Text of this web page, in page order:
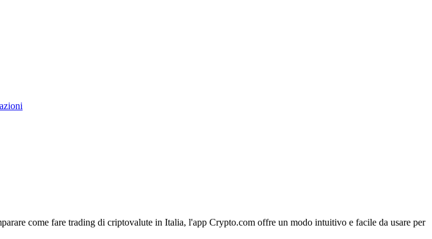
come fare trading di criptovalute in Italia, l'app Crypto.com offre un modo intuitivo e facile da usare per